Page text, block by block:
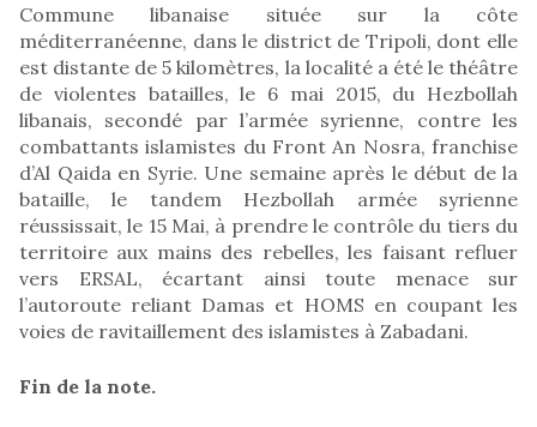
Commune libanaise située sur la côte
méditerranéenne, dans le district de Tripoli, dont elle
est distante de 5 kilomètres, la localité a été le théâtre
de violentes batailles, le 6 mai 2015, du Hezbollah
libanais, secondé par l’armée syrienne, contre les
combattants islamistes du Front An Nosra, franchise
d’Al Qaida en Syrie. Une semaine après le début de la
bataille, le tandem Hezbollah armée syrienne
réussissait, le 15 Mai, à prendre le contrôle du tiers du
territoire aux mains des rebelles, les faisant refluer
vers ERSAL, écartant ainsi toute menace sur
l’autoroute reliant Damas et HOMS en coupant les
voies de ravitaillement des islamistes à Zabadani.
Fin de la note.